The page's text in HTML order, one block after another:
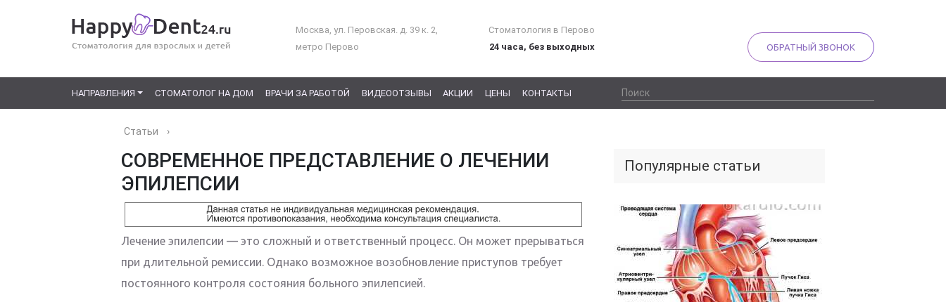
Москва, ул. Перовская. д. 39 к. 2,
метро Перово
Стоматология в Перово
24 часа, без выходных
ОБРАТНЫЙ ЗВОНОК
НАПРАВЛЕНИЯ СТОМАТОЛОГ НА ДОМ ВРАЧИ ЗА РАБОТОЙ ВИДЕООТЗЫВЫ АКЦИИ ЦЕНЫ КОНТАКТЫ
Статьи ›
СОВРЕМЕННОЕ ПРЕДСТАВЛЕНИЕ О ЛЕЧЕНИИ
ЭПИЛЕПСИИ
Лечение эпилепсии — это сложный и ответственный процесс. Он может прерываться
при длительной ремиссии. Однако возможное возобновление приступов требует
постоянного контроля состояния больного эпилепсией.
Популярные статьи